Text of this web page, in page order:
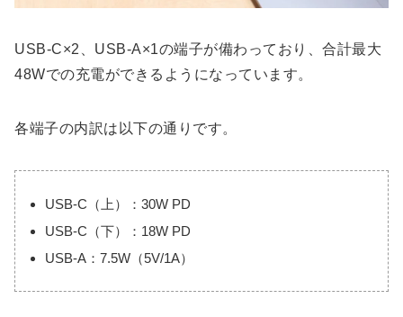
USB-C×2、USB-A×1の端子が備わっており、合計最大
48Wでの充電ができるようになっています。
各端子の内訳は以下の通りです。
USB-C（上）：30W PD
USB-C（下）：18W PD
USB-A：7.5W（5V/1A）